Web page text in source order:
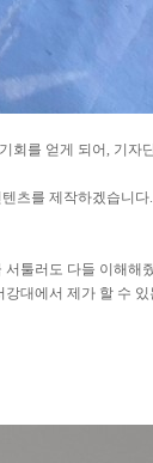
회를 얻게 되어, 기자
츠를 제작하겠습니다
툴러도 다들 이해해
대에서 제가 할 수